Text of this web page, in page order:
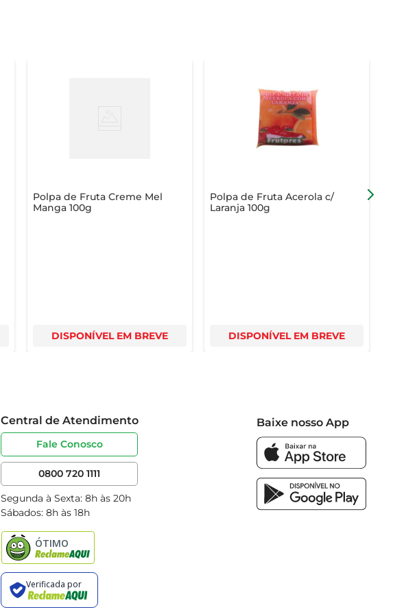
Polpa de Fruta Creme Mel
Manga 100g
DISPONÍVEL EM BREVE
Polpa de Fruta Acerola c/
Laranja 100g
DISPONÍVEL EM BREVE
Central de Atendimento
Fale Conosco
0800 720 1111
Segunda à Sexta: 8h às 20h
Sábados: 8h às 18h
Baixe nosso App